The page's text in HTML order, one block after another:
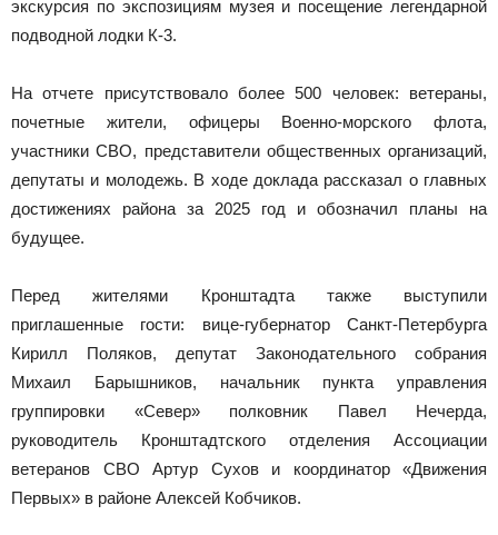
экскурсия по экспозициям музея и посещение легендарной
подводной лодки К-3.
На отчете присутствовало более 500 человек: ветераны,
почетные жители, офицеры Военно-морского флота,
участники СВО, представители общественных организаций,
депутаты и молодежь. В ходе доклада рассказал о главных
достижениях района за 2025 год и обозначил планы на
будущее.
Перед жителями Кронштадта также выступили
приглашенные гости: вице-губернатор Санкт-Петербурга
Кирилл Поляков, депутат Законодательного собрания
Михаил Барышников, начальник пункта управления
группировки «Север» полковник Павел Нечерда,
руководитель Кронштадтского отделения Ассоциации
ветеранов СВО Артур Сухов и координатор «Движения
Первых» в районе Алексей Кобчиков.